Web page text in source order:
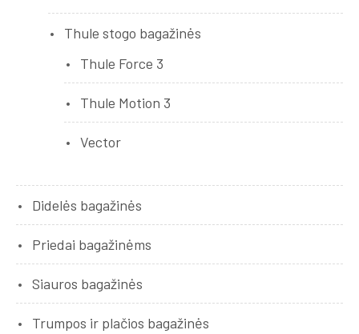
Thule stogo bagažinės
Thule Force 3
Thule Motion 3
Vector
Didelės bagažinės
Priedai bagažinėms
Siauros bagažinės
Trumpos ir plačios bagažinės